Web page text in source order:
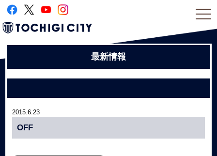
最新情報
2015.6.23
OFF